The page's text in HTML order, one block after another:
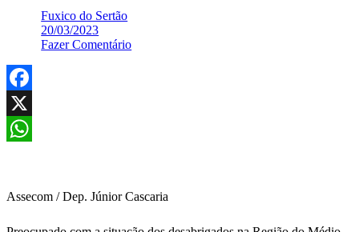
Fuxico do Sertão
20/03/2023
Fazer Comentário
Facebook
X
Assecom / Dep. Júnior Cascaria